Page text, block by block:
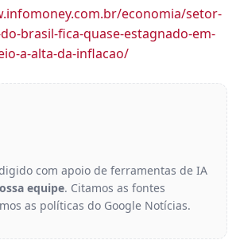
economia/setor-
brasil-fica-quase-estagnado-em-
a-alta-da-inflacao/
com apoio de ferramentas de IA
equipe. Citamos as fontes
as políticas do Google Notícias.